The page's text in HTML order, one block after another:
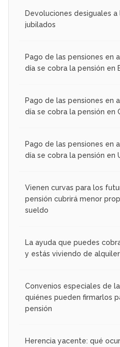
Devoluciones desiguales
jubilados
Pago de las pensiones en
día se cobra la pensión en
Pago de las pensiones en
día se cobra la pensión en
Pago de las pensiones en
día se cobra la pensión en
Vienen curvas para los
pensión cubrirá menor
sueldo
La ayuda que puedes
y estás viviendo de alquiler
Convenios especiales de
quiénes pueden firmarlos
pensión
Herencia yacente: qué